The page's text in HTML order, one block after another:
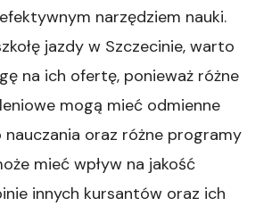
narzędziem nauki.
jazdy w Szczecinie, warto
na ich ofertę, ponieważ różne
mogą mieć odmienne
nauczania oraz różne programy
mieć wpływ na jakość
innych kursantów oraz ich